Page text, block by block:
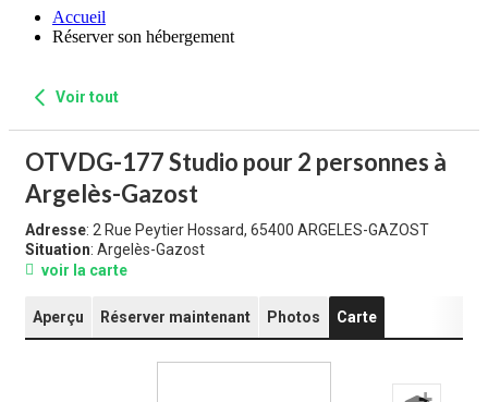
Accueil
Réserver son hébergement
Voir tout
OTVDG-177 Studio pour 2 personnes à
Argelès-Gazost
Adresse: 2 Rue Peytier Hossard, 65400 ARGELES-GAZOST
Situation: Argelès-Gazost
voir la carte
Aperçu Réserver maintenant Photos Carte